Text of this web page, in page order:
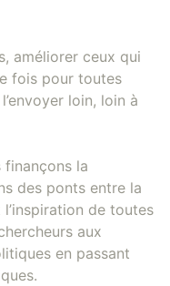
améliorer ceux qui
fois pour toutes
loin, loin à
finançons la
des ponts entre la
de toutes
aux
en passant